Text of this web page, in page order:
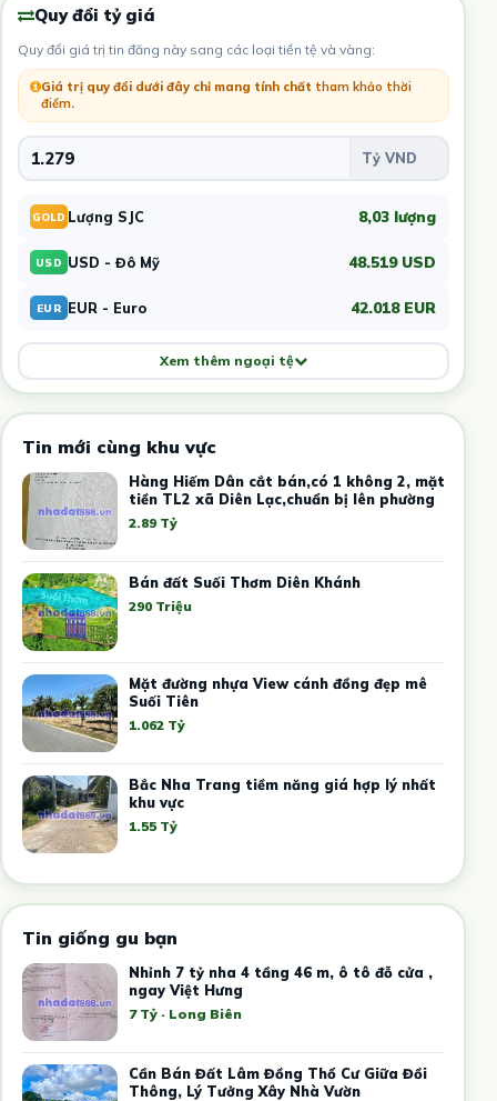
Quy đổi tỷ giá
Quy đổi giá trị tin đăng này sang các loại tiền tệ và vàng:
Giá trị quy đổi dưới đây chỉ mang tính chất tham khảo thời
điểm.
GOLD Lượng SJC 8,03 lượng
USD USD - Đô Mỹ 48.519 USD
EUR EUR - Euro 42.018 EUR
Xem thêm ngoại tệ
Tin mới cùng khu vực
Hàng Hiếm Dân cắt bán,có 1 không 2, mặt
tiền TL2 xã Diên Lạc,chuẩn bị lên phường
2.89 Tỷ
Bán đất Suối Thơm Diên Khánh
290 Triệu
Mặt đường nhựa View cánh đồng đẹp mê
Suối Tiên
1.062 Tỷ
Bắc Nha Trang tiềm năng giá hợp lý nhất
khu vực
1.55 Tỷ
Tin giống gu bạn
Nhỉnh 7 tỷ nha 4 tầng 46 m, ô tô đỗ cửa ,
ngay Việt Hưng
7 Tỷ · Long Biên
Cần Bán Đất Lâm Đồng Thổ Cư Giữa Đồi
Thông, Lý Tưởng Xây Nhà Vườn